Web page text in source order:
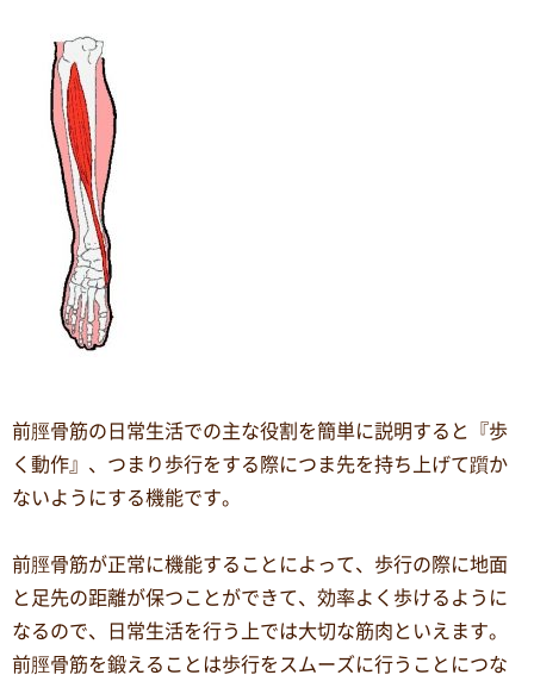
前脛骨筋の日常生活での主な役割を簡単に説明すると『歩
く動作』、つまり歩行をする際につま先を持ち上げて躓か
ないようにする機能です。
前脛骨筋が正常に機能することによって、歩行の際に地面
と足先の距離が保つことができて、効率よく歩けるように
なるので、日常生活を行う上では大切な筋肉といえます。
前脛骨筋を鍛えることは歩行をスムーズに行うことにつな